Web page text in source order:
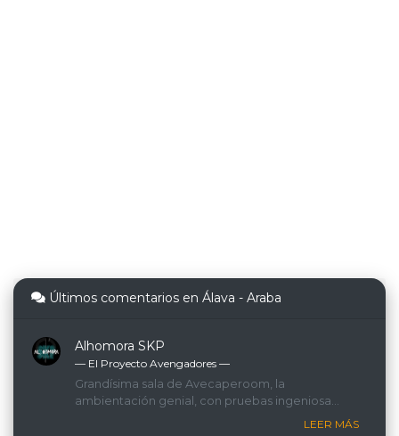
Últimos comentarios en Álava - Araba
Alhomora SKP
— El Proyecto Avengadores ―
Grandísima sala de Avecaperoom, la
ambientación genial, con pruebas ingeniosas
LEER MÁS